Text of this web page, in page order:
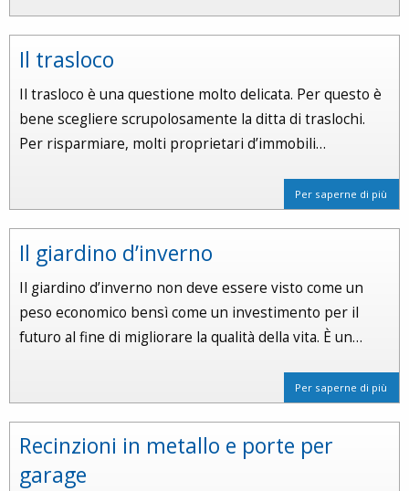
Il trasloco
Il trasloco è una questione molto delicata. Per questo è
bene scegliere scrupolosamente la ditta di traslochi.
Per risparmiare, molti proprietari d’immobili…
Per saperne di più
Il giardino d’inverno
Il giardino d’inverno non deve essere visto come un
peso economico bensì come un investimento per il
futuro al fine di migliorare la qualità della vita. È un…
Per saperne di più
Recinzioni in metallo e porte per
garage